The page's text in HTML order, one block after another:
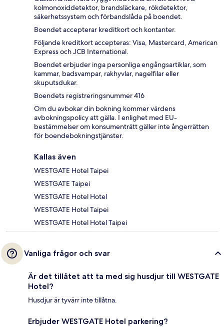
kolmonoxiddetektor, brandsläckare, rökdetektor,
säkerhetssystem och förbandslåda på boendet.
Boendet accepterar kreditkort och kontanter.
Följande kreditkort accepteras: Visa, Mastercard, American
Express och JCB International.
Boendet erbjuder inga personliga engångsartiklar, som
kammar, badsvampar, rakhyvlar, nagelfilar eller
skuputsdukar.
Boendets registreringsnummer 416
Om du avbokar din bokning kommer värdens
avbokningspolicy att gälla. I enlighet med EU-
bestämmelser om konsumenträtt gäller inte ångerrätten
för boendebokningstjänster.
Kallas även
WESTGATE Hotel Taipei
WESTGATE Taipei
WESTGATE Hotel Hotel
WESTGATE Hotel Taipei
WESTGATE Hotel Hotel Taipei
Vanliga frågor och svar
Är det tillåtet att ta med sig husdjur till WESTGATE
Hotel?
Husdjur är tyvärr inte tillåtna.
Erbjuder WESTGATE Hotel parkering?